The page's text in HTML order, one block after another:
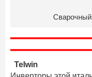
Сварочный
Telwin